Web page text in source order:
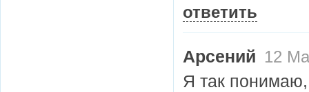
ответить
Арсений 12
Я так